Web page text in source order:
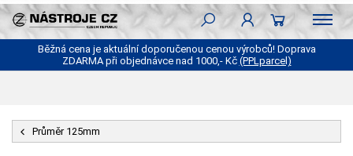
Běžná cena je aktuální doporučenou cenou výrobců! Doprava
ZDARMA při objednávce nad 1000,- Kč (PPLparcel)
Průměr 125mm